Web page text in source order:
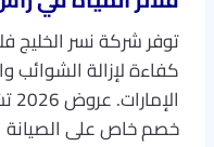
توفر شركة نسر الخليج
كفاءة لإزالة الشوائب
خصم خاص على الصيانة